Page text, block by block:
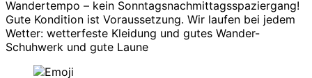
Wandertempo – kein Sonntagsnachmittagsspaziergang!
Gute Kondition ist Voraussetzung. Wir laufen bei jedem
Wetter: wetterfeste Kleidung und gutes Wander-
Schuhwerk und gute Laune